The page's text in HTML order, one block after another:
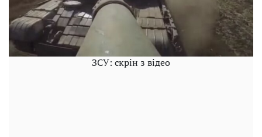
ЗСУ: скрін з відео